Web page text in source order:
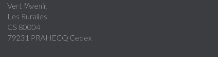
Vert l'Avenir,
Les Ruralies
CS 80004
79231 PRAHECQ Cedex